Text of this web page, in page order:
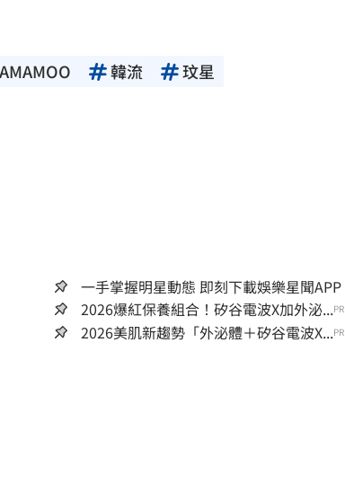
韓流 玟星
一手掌握明星動態 即刻下載娛樂星聞APP
2026爆紅保養組合！矽谷電波X加外泌...PR
2026美肌新趨勢「外泌體＋矽谷電波X...PR